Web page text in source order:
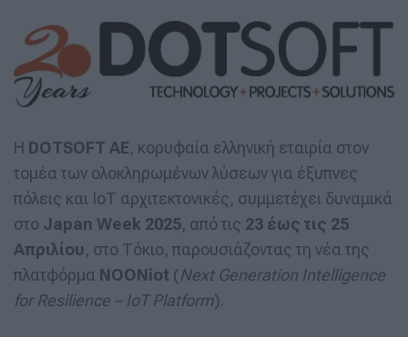
Η DOTSOFT AE, κορυφαία ελληνική εταιρία στον
τομέα των ολοκληρωμένων λύσεων για έξυπνες
πόλεις και ΙοΤ αρχιτεκτονικές, συμμετέχει δυναμικά
στο Japan Week 2025, από τις 23 έως τις 25
Απριλίου, στο Τόκιο, παρουσιάζοντας τη νέα της
πλατφόρμα NOONiot (Next Generation Intelligence
for Resilience – IoT Platform).